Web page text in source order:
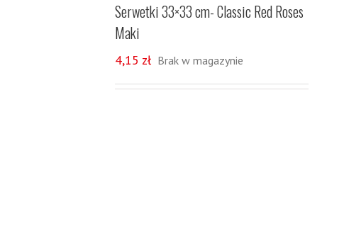
Serwetki 33×33 cm- Classic Red Roses
Maki
4,15 zł Brak w magazynie